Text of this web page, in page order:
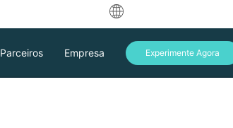
中文
English
Parceiros Empresa Experimente Agora